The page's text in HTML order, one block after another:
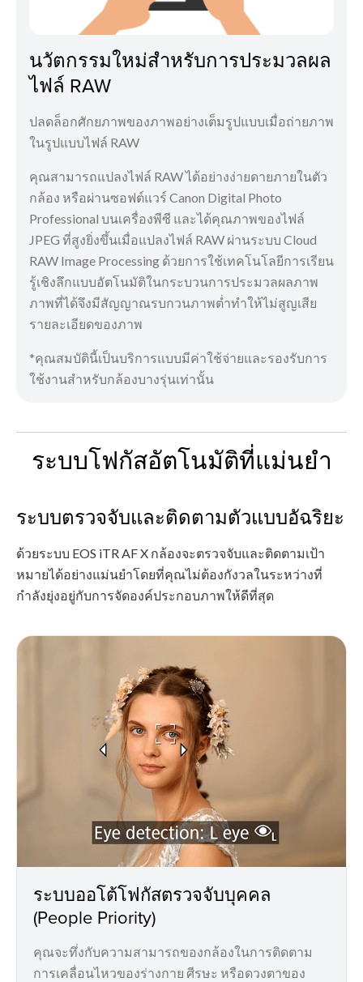
นวัตกรรมใหม่สำหรับการประมวลผล
ไฟล์ RAW
ปลดล็อกศักยภาพของภาพอย่างเต็มรูปแบบเมื่อถ่ายภาพ
ในรูปแบบไฟล์ RAW
คุณสามารถแปลงไฟล์ RAW ได้อย่างง่ายดายภายในตัว
กล้อง หรือผ่านซอฟต์แวร์ Canon Digital Photo
Professional บนเครื่องพีซี และได้คุณภาพของไฟล์
JPEG ที่สูงยิ่งขึ้นเมื่อแปลงไฟล์ RAW ผ่านระบบ Cloud
RAW Image Processing ด้วยการใช้เทคโนโลยีการเรียน
รู้เชิงลึกแบบอัตโนมัติในกระบวนการประมวลผลภาพ
ภาพที่ได้จึงมีสัญญาณรบกวนภาพต่ำทำให้ไม่สูญเสีย
รายละเอียดของภาพ
*คุณสมบัตินี้เป็นบริการแบบมีค่าใช้จ่ายและรองรับการ
ใช้งานสำหรับกล้องบางรุ่นเท่านั้น
ระบบโฟกัสอัตโนมัติที่แม่นยำ
ระบบตรวจจับและติดตามตัวแบบอัฉริยะ
ด้วยระบบ EOS iTR AF X กล้องจะตรวจจับและติดตามเป้า
หมายได้อย่างแม่นยำโดยที่คุณไม่ต้องกังวลในระหว่างที่
กำลังยุ่งอยู่กับการจัดองค์ประกอบภาพให้ดีที่สุด
ระบบออโต้โฟกัสตรวจจับบุคคล
(People Priority)
คุณจะทึ่งกับความสามารถของกล้องในการติดตาม
การเคลื่อนไหวของร่างกาย ศีรษะ หรือดวงตาของ